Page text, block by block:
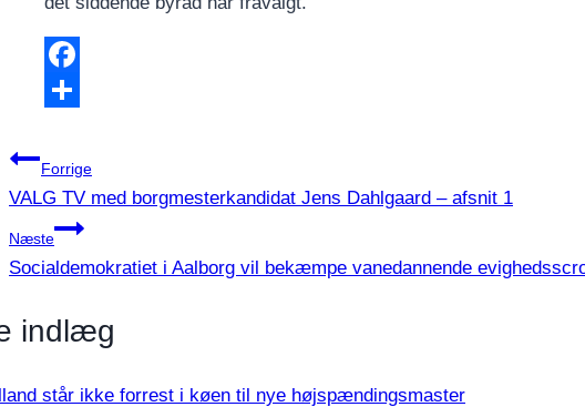
Facebook
Indlægsnavigation
Forrige
VALG TV med borgmesterkandidat Jens Dahlgaard – afsnit 1
Næste
Socialdemokratiet i Aalborg vil bekæmpe vanedannende
indlæg